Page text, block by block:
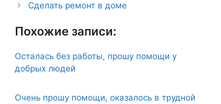
Сделать ремонт в доме
Похожие записи:
Осталась без работы, прошу помощи у
добрых людей
Очень прошу помощи, оказалось в трудной